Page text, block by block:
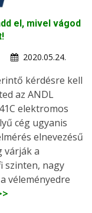
el, mivel vágod
2020.05.24.
kérdésre kell
az ANDL
elektromos
cég ugyanis
elnevezésű
várják a
szinten, nagy
véleményedre